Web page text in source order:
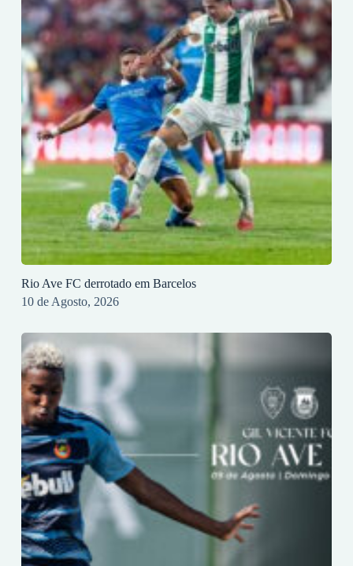
Rio Ave FC derrotado em Barcelos
10 de Agosto, 2026